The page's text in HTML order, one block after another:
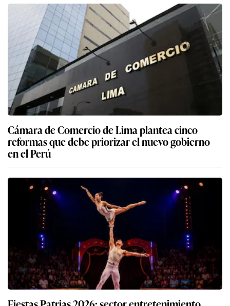
Cámara de Comercio de Lima plantea cinco
reformas que debe priorizar el nuevo gobierno
en el Perú